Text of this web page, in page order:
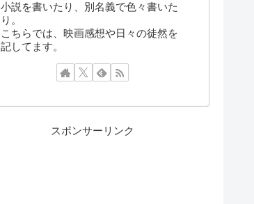
小説を書いたり、別名義で色々書いた
り。
こちらでは、映画感想や日々の徒然を
記してます。
スポンサーリンク